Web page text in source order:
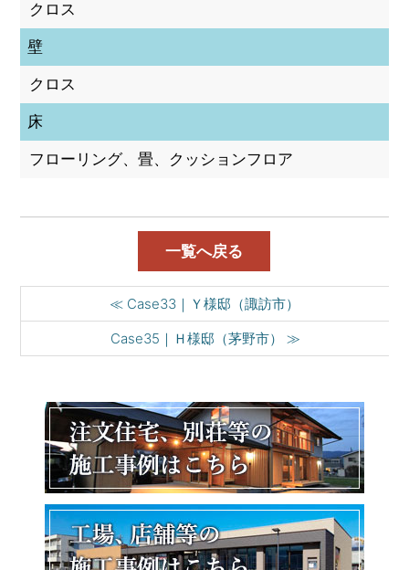
クロス
壁
クロス
床
フローリング、畳、クッションフロア
一覧へ戻る
≪ Case33｜Ｙ様邸（諏訪市）
Case35｜Ｈ様邸（茅野市） ≫